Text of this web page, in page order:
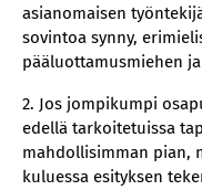
asianomaisen
sovintoa synny,
pääluottamusmiehen
2. Jos jompikumpi
edellä tarkoitetuissa
mahdollisimman pian,
kuluessa esityksen